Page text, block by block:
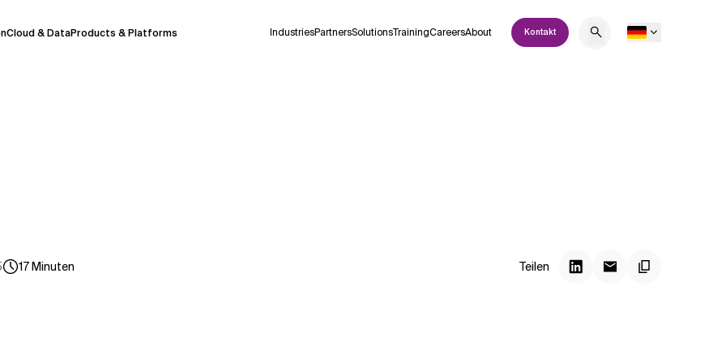
Cloud & DataProducts & Platforms IndustriesPartnersSolutionsTrainingCareersAbout Kontakt
bevor Sie Entscheidungen treffen oder
17Minuten Teilen